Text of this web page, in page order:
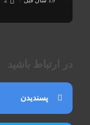
پسندیدن